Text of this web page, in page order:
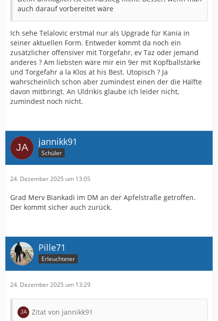
auch darauf vorbereitet wäre
Ich sehe Telalovic erstmal nur als Upgrade für Kania in
seiner aktuellen Form. Entweder kommt da noch ein
zusätzlicher offensiver mit Torgefahr, ev Taz oder jemand
anderes ? Am liebsten wäre mir ein 9er mit Kopfballstärke
und Torgefahr a la Klos at his Best. Utopisch ? Ja
wahrscheinlich schon aber zumindest einen der die Hälfte
davon mitbringt. An Uldrikis glaube ich leider nicht,
zumindest noch nicht.
jannikk91
Schüler
24. Dezember 2025 um 13:05
Grad Merv Biankadi im DM an der Apfelstraße getroffen.
Der kommt sicher auch zurück.
Pille71
Erleuchteter
24. Dezember 2025 um 13:29
Zitat von jannikk91